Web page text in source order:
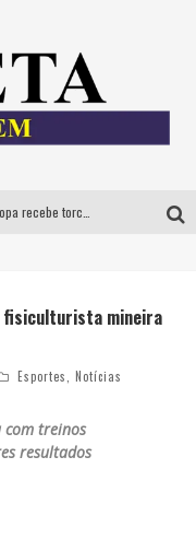
fisiculturista mineira
Esportes Notícias
treinos
resultados